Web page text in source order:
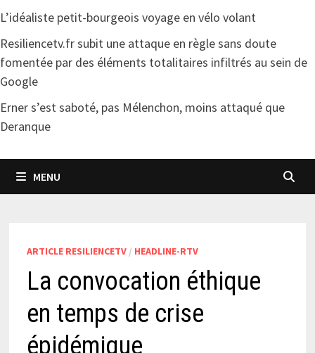
L’idéaliste petit-bourgeois voyage en vélo volant
Resiliencetv.fr subit une attaque en règle sans doute
fomentée par des éléments totalitaires infiltrés au sein de
Google
Erner s’est saboté, pas Mélenchon, moins attaqué que
Deranque
MENU
ARTICLE RESILIENCETV/ HEADLINE-RTV
La convocation éthique
en temps de crise
épidémique